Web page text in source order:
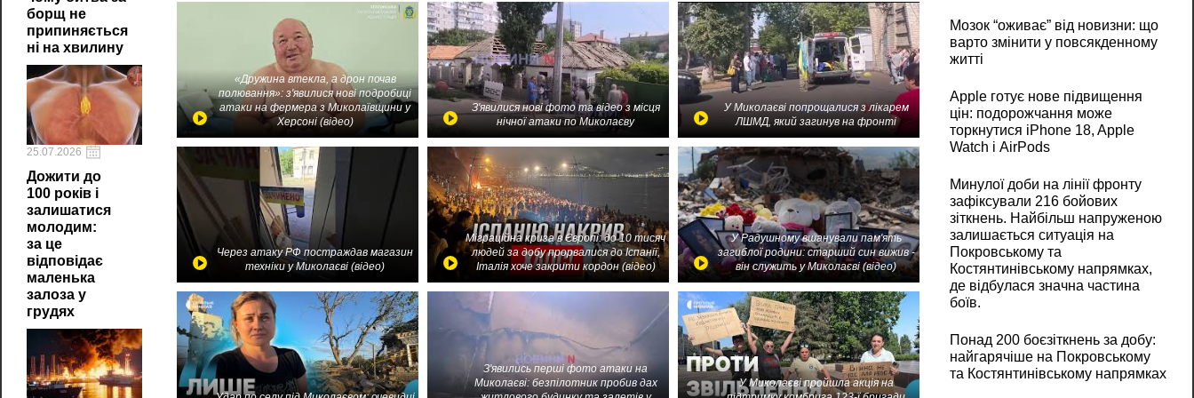
борщ не
припиняється
ні на хвилину
25.07.2026
Дожити до
100 років і
залишатися
молодим:
за це
відповідає
маленька
залоза у
грудях
«Дружина втекла, а дрон почав
полювання»: з'явилися нові подробиці
атаки на фермера з Миколаївщини у
Херсоні (відео)
З'явилися нові фото та відео з місця
нічної атаки по Миколаєву
У Миколаєві попрощалися з лікарем
ЛШМД, який загинув на фронті
Через атаку РФ постраждав магазин
техніки у Миколаєві (відео)
Міграційна криза в Європі: до 10 тисяч
людей за добу прорвалися до Іспанії,
Італія хоче закрити кордон (відео)
У Радушному вшанували пам'ять
загиблої родини: старший син вижив -
він служить у Миколаєві (відео)
З'явились перші фото атаки на
Миколаєві: безпілотник пробив дах
У Миколаєві пройшла акція на
Мозок “оживає” від новизни: що
варто змінити у повсякденному
житті
Apple готує нове підвищення
цін: подорожчання може
торкнутися iPhone 18, Apple
Watch і AirPods
Минулої доби на лінії фронту
зафіксували 216 бойових
зіткнень. Найбільш напруженою
залишається ситуація на
Покровському та
Костянтинівському напрямках,
де відбулася значна частина
боїв.
Понад 200 боєзіткнень за добу:
найгарячіше на Покровському
та Костянтинівському напрямках